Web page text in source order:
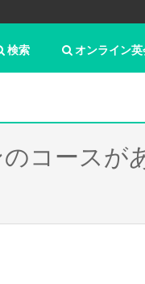
オンライン
検索
コースが